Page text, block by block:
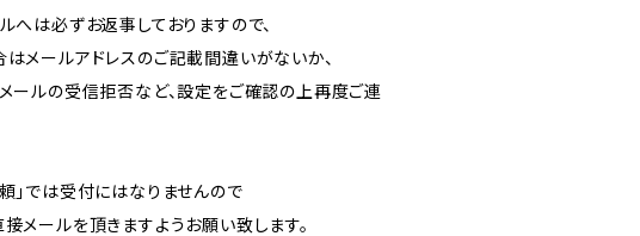
へは必ずお返事しておりますので、
メールアドレスのご記載間違いがないか、
ールの受信拒否など、設定をご確認の上再度ご連
」では受付にはなりませんので
メールを頂きますようお願い致します。